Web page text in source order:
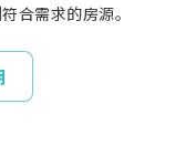
合需求的房源。